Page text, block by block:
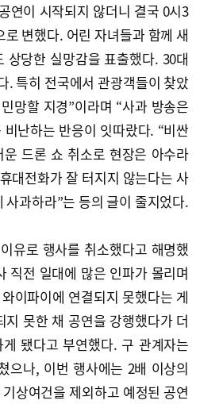
연이 시작되지 않더니 결국 0시3
변했다. 어린 자녀들과 함께 새
당한 실망감을 표출했다. 30대
. 특히 전국에서 관광객들이 찾았
망할 지경”이라며 “사과 방송은
난하는 반응이 잇따랐다. “비싼
드론 쇼 취소로 현장은 아수라
대전화가 잘 터지지 않는다는 사
사과하라”는 등의 글이 줄지었다.
유로 행사를 취소했다고 해명했
직전 일대에 많은 인파가 몰리며
이파이에 연결되지 못했다는 게
못한 채 공연을 강행했다가 더
됐다고 부연했다. 구 관계자는
으나, 이번 행사에는 2배 이상의
상여건을 제외하고 예정된 공연